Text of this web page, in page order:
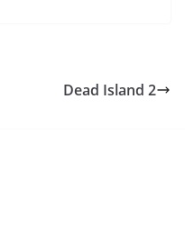
Dead Island 2